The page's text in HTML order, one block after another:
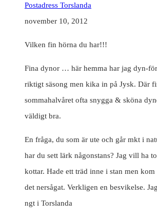
Postadress Torslanda
november 10, 2012
Vilken fin hörna du har!!!
Fina dynor … här hemma har jag dyn-
riktigt säsong men kika in på Jysk. Där
sommahalvåret ofta snygga & sköna
väldigt bra.
En fråga, du som är ute och går mkt i
har du sett lärk någonstans? Jag vill ha
kottar. Hade ett träd inne i stan men
det nersågat. Verkligen en besvikelse.
ngt i Torslanda